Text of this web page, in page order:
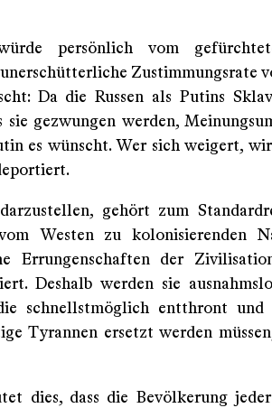
persönlich vom
Zustimmungsrate
Da die Russen als Putins
sie gezwungen werden,
es wünscht. Wer sich weigert,
gehört zum
Westen zu kolonisierenden
Errungenschaften der
Deshalb werden sie
schnellstmöglich entthront und
Tyrannen ersetzt werden
dies, dass die Bevölkerung